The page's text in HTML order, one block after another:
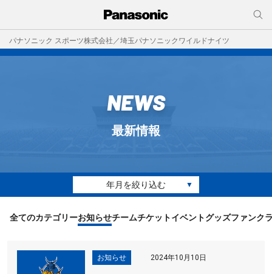
パナソニック スポーツ株式会社／埼玉パナソニックワイルドナイツ
NEWS
最新情報
年月を絞り込む ▼
全てのカテゴリーお知らせチームチケットイベントグッズファンク
お知らせ 2024年10月10日